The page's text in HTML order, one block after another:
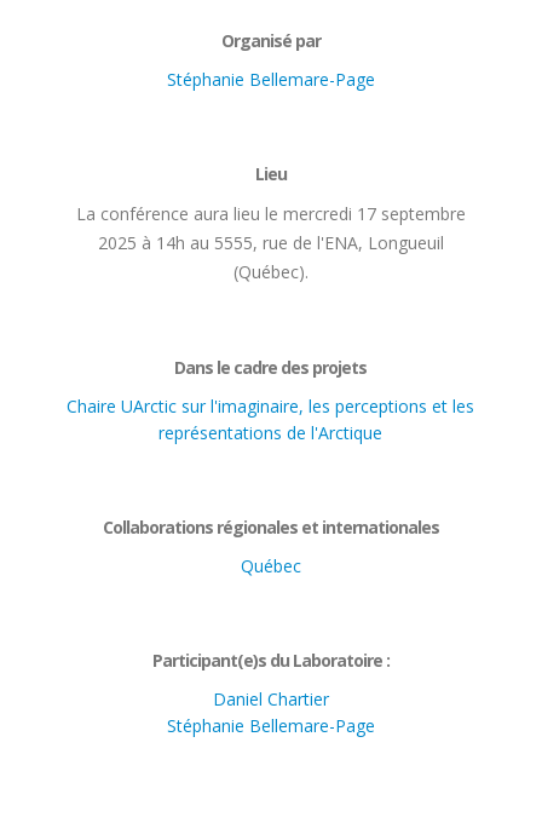
Organisé par
Stéphanie Bellemare-Page
Lieu
La conférence aura lieu le mercredi 17 septembre
2025 à 14h au 5555, rue de l'ENA, Longueuil
(Québec).
Dans le cadre des projets
Chaire UArctic sur l'imaginaire, les perceptions et les
représentations de l'Arctique
Collaborations régionales et internationales
Québec
Participant(e)s du Laboratoire :
Daniel Chartier
Stéphanie Bellemare-Page